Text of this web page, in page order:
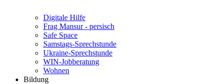
Digitale Hilfe
Frag Mansur - persisch
Safe Space
Samstags-Sprechstunde
Ukraine-Sprechstunde
WIN-Jobberatung
Wohnen
Bildung